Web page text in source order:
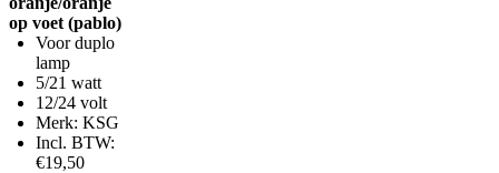
op voet (pablo)
Voor duplo
lamp
5/21 watt
12/24 volt
Merk: KSG
Incl. BTW:
€19,50